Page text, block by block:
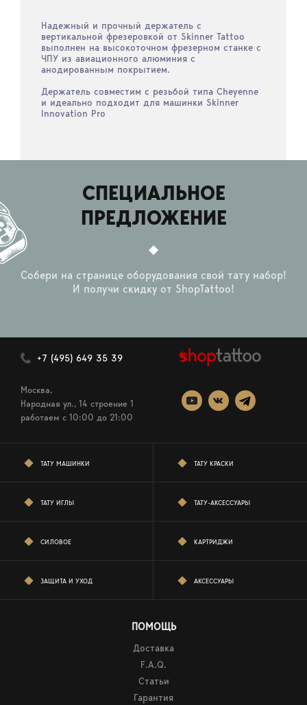
Надежный и прочный держатель с
вертикальной фрезеровкой от Skinner Tattoo
выполнен на высокоточном фрезерном станке с
ЧПУ из авиационного алюминия с
анодированным покрытием.
Держатель совместим с резьбой типа Cheyenne
и идеально подходит для машинки Skinner
Innovation Pro
СПЕЦИАЛЬНОЕ
ПРЕДЛОЖЕНИЕ
Собери на странице оборудования свой тату набор!
И получи скидку от ShopTattoo!
+7 (495) 649 35 39
Москва,
Народная ул., 14 строение 1
работаем c 10:00 до 21:00
ТАТУ МАШИНКИ ТАТУ КРАСКИ
ТАТУ ИГЛЫ ТАТУ-АКСЕССУАРЫ
СИЛОВОЕ КАРТРИДЖИ
ЗАЩИТА И УХОД АКСЕССУАРЫ
ПОМОЩЬ
Доставка
F.A.Q.
Статьи
Гарантия